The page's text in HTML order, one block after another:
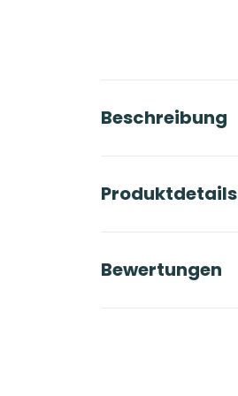
Beschreibung
Produktdetails
Bewertungen